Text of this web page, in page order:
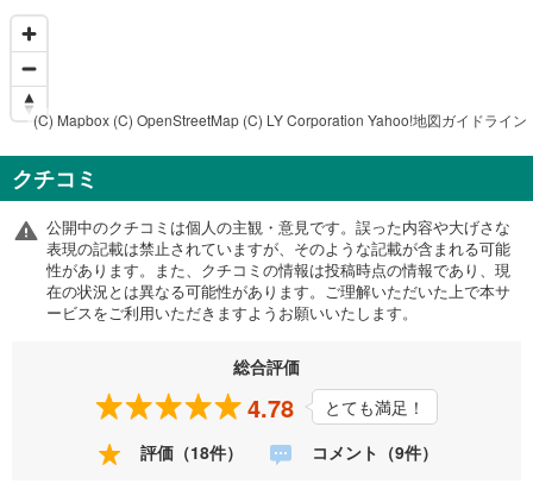
(C) Mapbox (C) OpenStreetMap (C) LY Corporation Yahoo!地図ガイドライン
クチコミ
公開中のクチコミは個人の主観・意見です。誤った内容や大げさな
表現の記載は禁止されていますが、そのような記載が含まれる可能
性があります。また、クチコミの情報は投稿時点の情報であり、現
在の状況とは異なる可能性があります。ご理解いただいた上で本サ
ービスをご利用いただきますようお願いいたします。
総合評価
4.78
とても満足！
評価（18件）
コメント（9件）